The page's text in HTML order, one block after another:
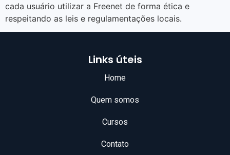
cada usuário utilizar a Freenet de forma ética e
respeitando as leis e regulamentações locais.
Links úteis
Home
Quem somos
Cursos
Contato